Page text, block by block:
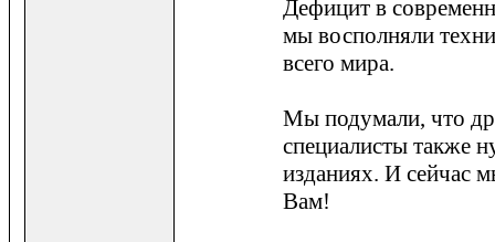
Дефицит в
мы восполняли
всего мира.
Мы подумали, что
специалисты также
изданиях. И сейчас
Вам!